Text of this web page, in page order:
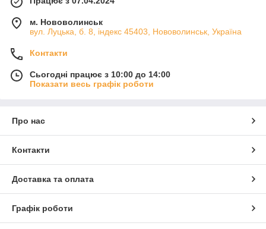
м. Нововолинськ
вул. Луцька, б. 8, індекс 45403, Нововолинськ, Україна
Контакти
Сьогодні працює з 10:00 до 14:00
Показати весь графік роботи
Про нас
Контакти
Доставка та оплата
Графік роботи